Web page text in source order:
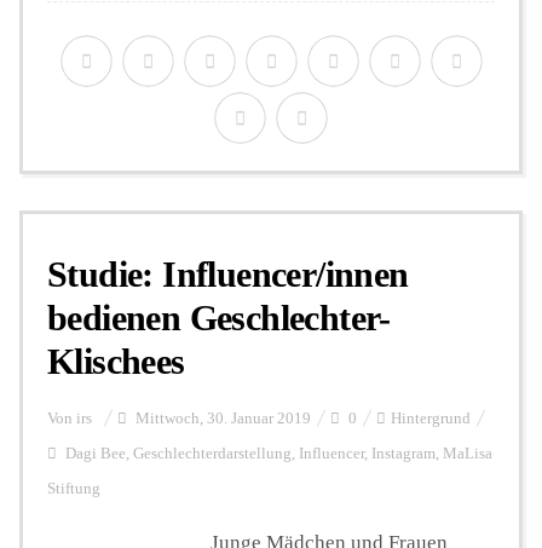
Studie: Influencer/innen
bedienen Geschlechter-
Klischees
Von irs Mittwoch, 30. Januar 2019 0 Hintergrund
Dagi Bee, Geschlechterdarstellung, Influencer, Instagram, MaLisa
Stiftung
Junge Mädchen und Frauen